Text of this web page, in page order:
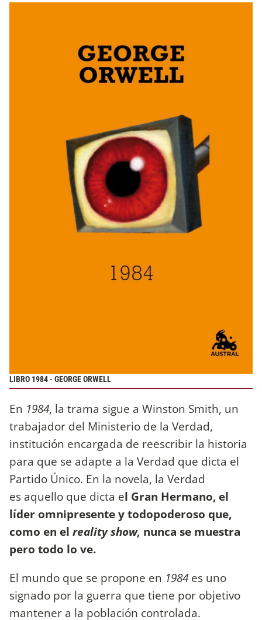
LIBRO 1984 - GEORGE ORWELL
En 1984, la trama sigue a Winston Smith, un
trabajador del Ministerio de la Verdad,
institución encargada de reescribir la historia
para que se adapte a la Verdad que dicta el
Partido Único. En la novela, la Verdad
es aquello que dicta el Gran Hermano, el
líder omnipresente y todopoderoso que,
como en el reality show, nunca se muestra
pero todo lo ve.
El mundo que se propone en 1984 es uno
signado por la guerra que tiene por objetivo
mantener a la población controlada.